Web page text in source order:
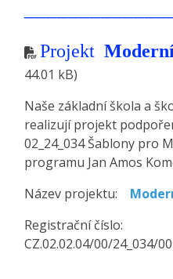
Projekt
44.01 kB)
Naše základní škola a
realizují projekt
02_24_034 Šablony pro
programu Jan Amos
Název projektu:
Registrační číslo:
CZ.02.02.04/00/24_034/